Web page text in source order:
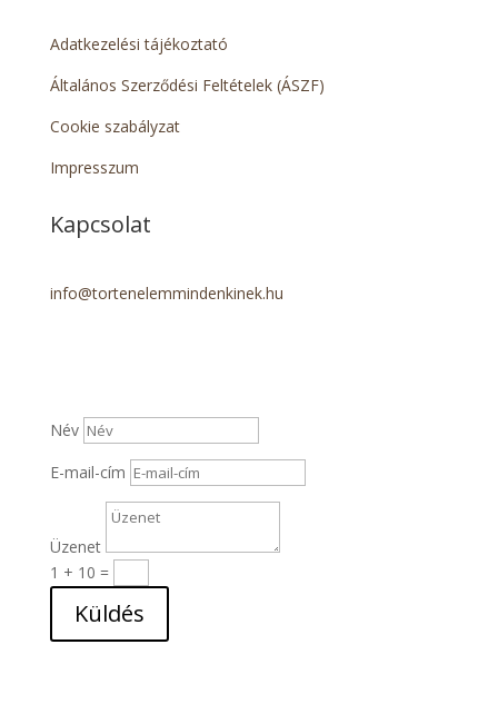
Adatkezelési tájékoztató
Általános Szerződési Feltételek (ÁSZF)
Cookie szabályzat
Impresszum
Kapcsolat
info@tortenelemmindenkinek.hu
Név
E-mail-cím
Üzenet
1 + 10 =
Küldés